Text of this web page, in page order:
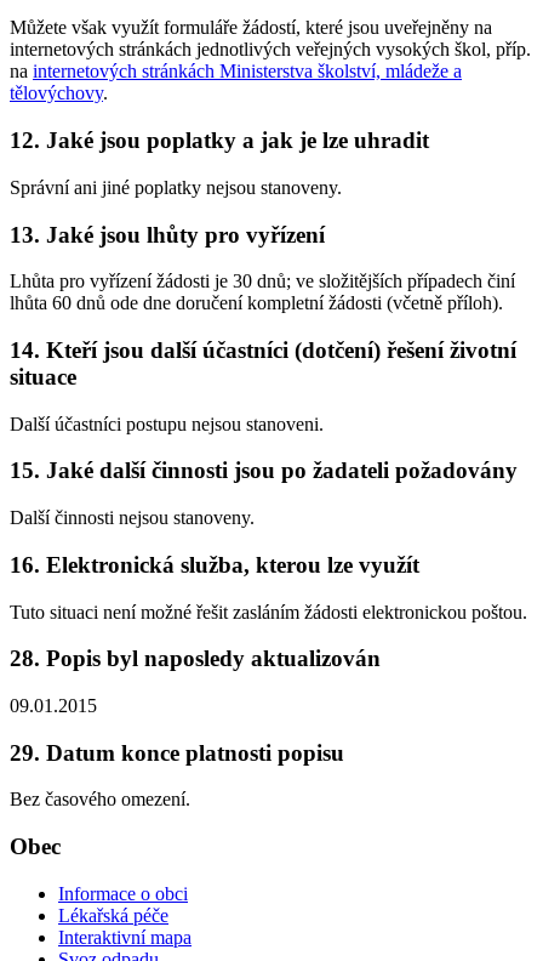
Můžete však využít formuláře žádostí, které jsou uveřejněny na
internetových stránkách jednotlivých veřejných vysokých škol, příp.
na internetových stránkách Ministerstva školství, mládeže a
tělovýchovy.
12. Jaké jsou poplatky a jak je lze uhradit
Správní ani jiné poplatky nejsou stanoveny.
13. Jaké jsou lhůty pro vyřízení
Lhůta pro vyřízení žádosti je 30 dnů; ve složitějších případech činí
lhůta 60 dnů ode dne doručení kompletní žádosti (včetně příloh).
14. Kteří jsou další účastníci (dotčení) řešení životní
situace
Další účastníci postupu nejsou stanoveni.
15. Jaké další činnosti jsou po žadateli požadovány
Další činnosti nejsou stanoveny.
16. Elektronická služba, kterou lze využít
Tuto situaci není možné řešit zasláním žádosti elektronickou poštou.
28. Popis byl naposledy aktualizován
09.01.2015
29. Datum konce platnosti popisu
Bez časového omezení.
Obec
Informace o obci
Lékařská péče
Interaktivní mapa